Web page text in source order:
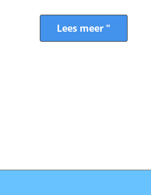
Lees meer "